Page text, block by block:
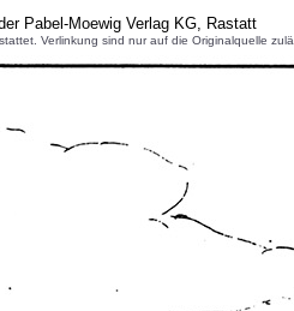
Pabel-Moewig Verlag KG, Rastatt
Verlinkung sind nur auf die Originalquelle